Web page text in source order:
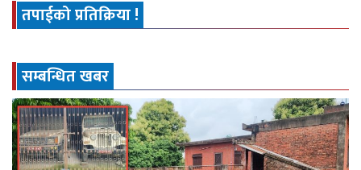
तपाईको प्रतिक्रिया !
सम्बन्धित खबर